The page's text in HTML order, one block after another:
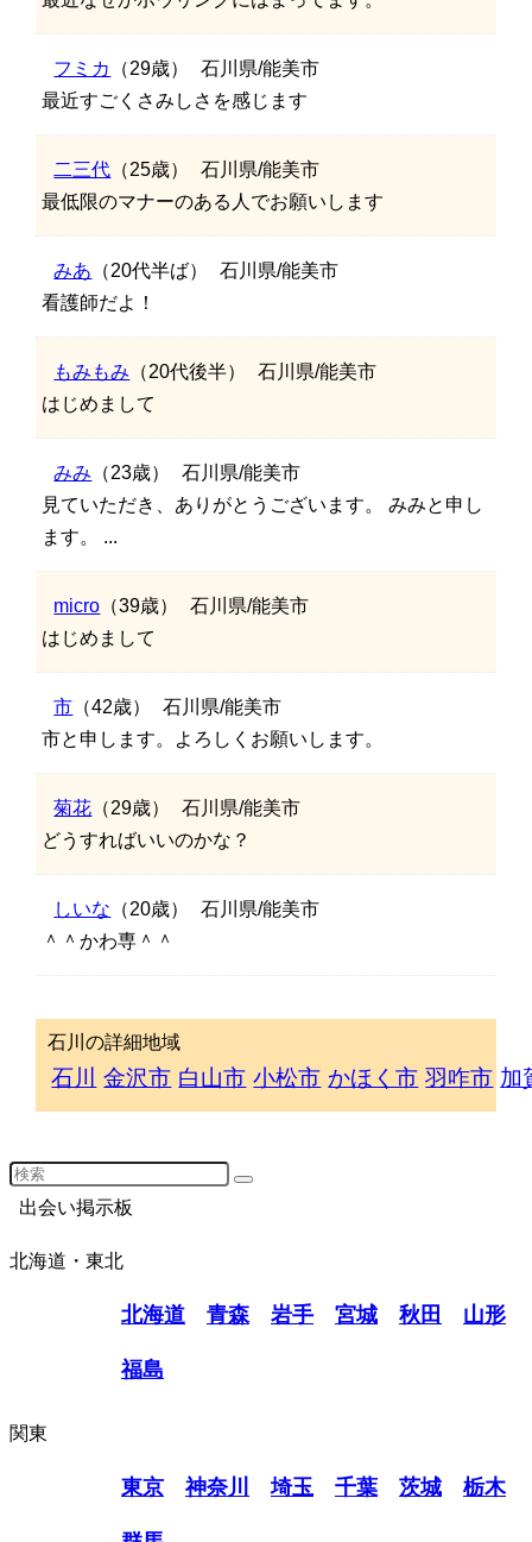
フミカ （29歳）
石川県/能美市
最近すごくさみしさを感じます
二三代 （25歳）
石川県/能美市
最低限のマナーのある人でお願いします
みあ （20代半ば）
石川県/能美市
看護師だよ！
もみもみ （20代後半）
石川県/能美市
はじめまして
みみ （23歳）
石川県/能美市
見ていただき、ありがとうございます。 みみと申し
ます。 ...
micro （39歳）
石川県/能美市
はじめまして
市 （42歳）
石川県/能美市
市と申します。よろしくお願いします。
菊花 （29歳）
石川県/能美市
どうすればいいのかな？
しいな （20歳）
石川県/能美市
＾＾かわ専＾＾
石川の詳細地域
石川 金沢市 白山市 小松市 かほく市 羽咋市 加
出会い掲示板
北海道・東北
北海道 青森 岩手 宮城 秋田 山形
福島
関東
東京 神奈川 埼玉 千葉 茨城 栃木